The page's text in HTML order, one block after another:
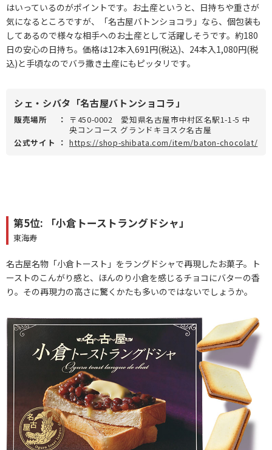
はいっているのがポイントです。お土産というと、日持ちや重さが
気になるところですが、「名古屋バトンショコラ」なら、個包装も
してあるので様々な相手へのお土産として活躍しそうです。約180
日の安心の日持ち。価格は12本入691円(税込)、24本入1,080円(税
込)と手頃なのでバラ撒き土産にもピッタリです。
シェ・シバタ「名古屋バトンショコラ」
販売場所 ：
〒450-0002 愛知県名古屋市中村区名駅1-1-5 中
央コンコース グランドキヨスク名古屋
公式サイト
： https://shop-shibata.com/item/baton-chocolat/
第5位: 「小倉トーストラングドシャ」
東海寿
名古屋名物「小倉トースト」をラングドシャで再現したお菓子。ト
ーストのこんがり感と、ほんのり小倉を感じるチョコにバターの香
り。その再現力の高さに驚くかたも多いのではないでしょうか。